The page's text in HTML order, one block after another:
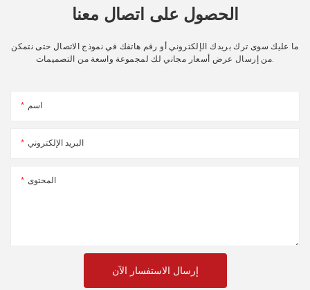
الحصول على اتصال معنا
ما عليك سوى ترك بريدك الإلكتروني أو رقم هاتفك في نموذج الاتصال حتى نتمكن
اسم
البريد الإلكتروني
المحتوى
إرسال الاستفسار الآن